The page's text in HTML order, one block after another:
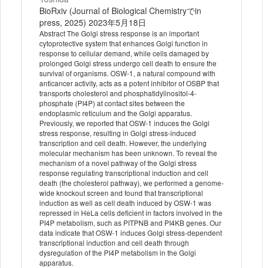
BioRxiv (Journal of Biological Chemistryでin
press, 2025) 2023年5月18日
Abstract The Golgi stress response is an important
cytoprotective system that enhances Golgi function in
response to cellular demand, while cells damaged by
prolonged Golgi stress undergo cell death to ensure the
survival of organisms. OSW-1, a natural compound with
anticancer activity, acts as a potent inhibitor of OSBP that
transports cholesterol and phosphatidylinositol-4-
phosphate (PI4P) at contact sites between the
endoplasmic reticulum and the Golgi apparatus.
Previously, we reported that OSW-1 induces the Golgi
stress response, resulting in Golgi stress-induced
transcription and cell death. However, the underlying
molecular mechanism has been unknown. To reveal the
mechanism of a novel pathway of the Golgi stress
response regulating transcriptional induction and cell
death (the cholesterol pathway), we performed a genome-
wide knockout screen and found that transcriptional
induction as well as cell death induced by OSW-1 was
repressed in HeLa cells deficient in factors involved in the
PI4P metabolism, such as PITPNB and PI4KB genes. Our
data indicate that OSW-1 induces Golgi stress-dependent
transcriptional induction and cell death through
dysregulation of the PI4P metabolism in the Golgi
apparatus.